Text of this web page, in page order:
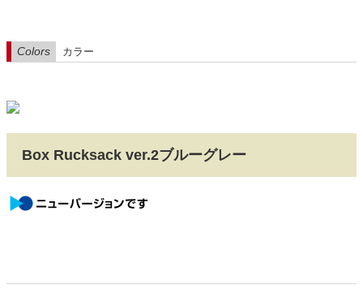
Colors カラー
Box Rucksack ver.2ブルーグレー